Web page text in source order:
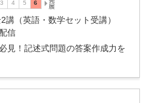
2講（英語・数学セット受講）
信
見！記述式問題の答案作成力を